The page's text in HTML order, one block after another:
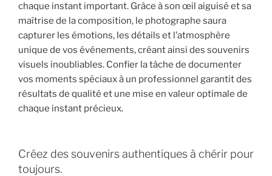
chaque instant important. Grâce à son œil aiguisé et sa
maîtrise de la composition, le photographe saura
capturer les émotions, les détails et l’atmosphère
unique de vos événements, créant ainsi des souvenirs
visuels inoubliables. Confier la tâche de documenter
vos moments spéciaux à un professionnel garantit des
résultats de qualité et une mise en valeur optimale de
chaque instant précieux.
Créez des souvenirs authentiques à chérir pour
toujours.